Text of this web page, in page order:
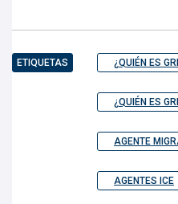
ETIQUETAS ¿QUIÉN ES
¿QUIÉN ES
AGENTE
AGENTES ICE